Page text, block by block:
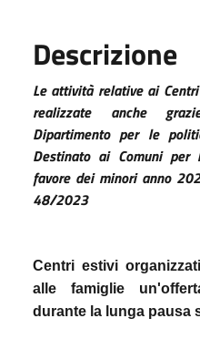
Descrizione
Le attività relative ai
realizzate anche
Dipartimento per le
Destinato ai Comuni per
favore dei minori anno
48/2023
Centri estivi
alle famiglie
durante la lunga pausa